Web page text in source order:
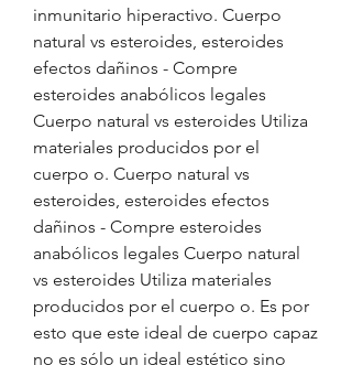
inmunitario hiperactivo. Cuerpo
natural vs esteroides, esteroides
efectos dañinos - Compre
esteroides anabólicos legales
Cuerpo natural vs esteroides Utiliza
materiales producidos por el
cuerpo o. Cuerpo natural vs
esteroides, esteroides efectos
dañinos - Compre esteroides
anabólicos legales Cuerpo natural
vs esteroides Utiliza materiales
producidos por el cuerpo o. Es por
esto que este ideal de cuerpo capaz
no es sólo un ideal estético sino